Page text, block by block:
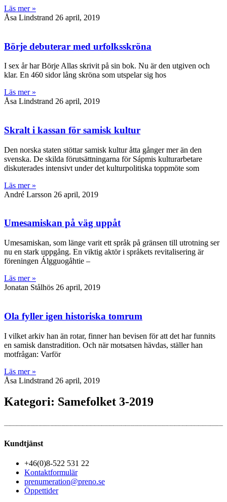
Läs mer »
Åsa Lindstrand 26 april, 2019
Börje debuterar med urfolksskröna
I sex år har Börje Allas skrivit på sin bok. Nu är den utgiven och
klar. En 460 sidor lång skröna som utspelar sig hos
Läs mer »
Åsa Lindstrand 26 april, 2019
Skralt i kassan för samisk kultur
Den norska staten stöttar samisk kultur åtta gånger mer än den
svenska. De skilda förutsättningarna för Sápmis kulturarbetare
diskuterades intensivt under det kulturpolitiska toppmöte som
Läs mer »
André Larsson 26 april, 2019
Umesamiskan på väg uppåt
Umesamiskan, som länge varit ett språk på gränsen till utrotning ser
nu en stark uppgång. En viktig aktör i språkets revitalisering är
föreningen Álgguogåhtie –
Läs mer »
Jonatan Stålhös 26 april, 2019
Ola fyller igen historiska tomrum
I vilket arkiv han än rotar, finner han bevisen för att det har funnits
en samisk danstradition. Och när motsatsen hävdas, ställer han
motfrågan: Varför
Läs mer »
Åsa Lindstrand 26 april, 2019
Kategori: Samefolket 3-2019
Kundtjänst
+46(0)8-522 531 22
Kontaktformulär
prenumeration@preno.se
Öppettider